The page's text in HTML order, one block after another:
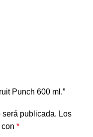
Punch 600 ml.”
será publicada. Los
*